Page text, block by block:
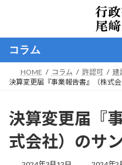
ン
へ
ー
ョ
コラム
HOME コラム 許認可
建
決算変更届『事業報告書』（株式
決算変更届『
式会社）のサ
最